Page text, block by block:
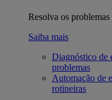
Resolva os problemas
Saiba mais
Diagnóstico de
problemas
Automação de
rotineiras